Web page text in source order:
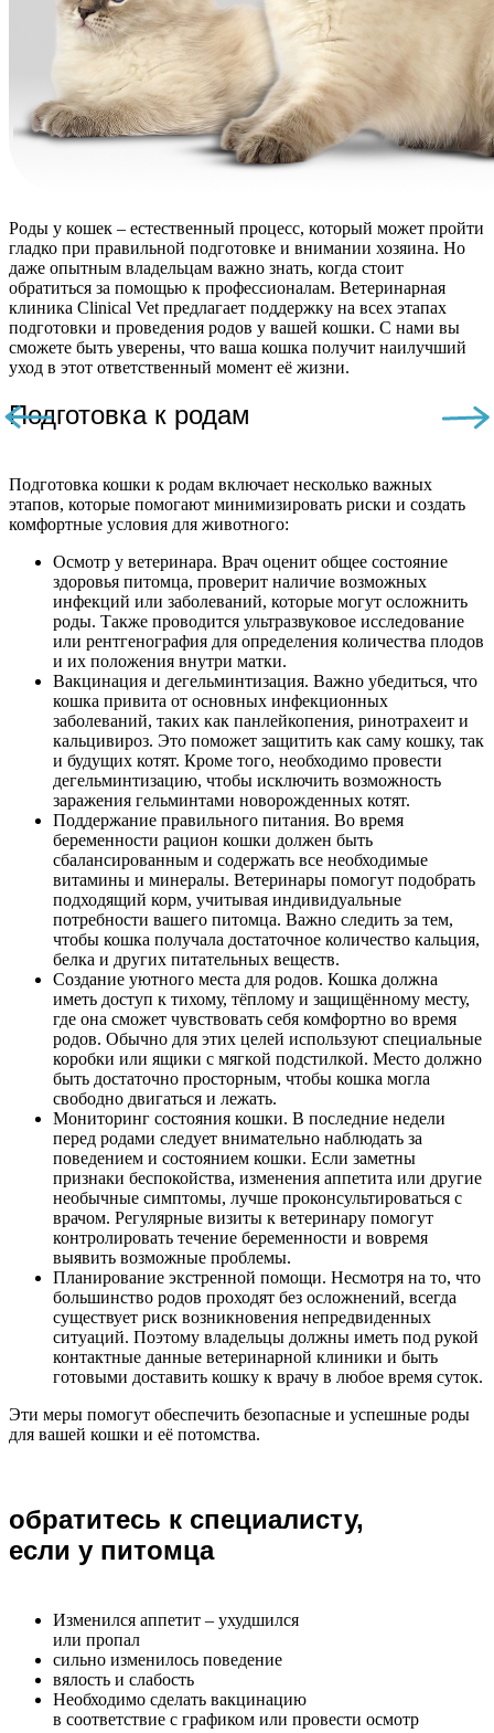
Роды у кошек – естественный процесс, который может пройти
гладко при правильной подготовке и внимании хозяина. Но
даже опытным владельцам важно знать, когда стоит
обратиться за помощью к профессионалам. Ветеринарная
клиника Clinical Vet предлагает поддержку на всех этапах
подготовки и проведения родов у вашей кошки. С нами вы
сможете быть уверены, что ваша кошка получит наилучший
уход в этот ответственный момент её жизни.
Подготовка к родам
Подготовка кошки к родам включает несколько важных
этапов, которые помогают минимизировать риски и создать
комфортные условия для животного:
Осмотр у ветеринара. Врач оценит общее состояние
здоровья питомца, проверит наличие возможных
инфекций или заболеваний, которые могут осложнить
роды. Также проводится ультразвуковое исследование
или рентгенография для определения количества плодов
и их положения внутри матки.
Вакцинация и дегельминтизация. Важно убедиться, что
кошка привита от основных инфекционных
заболеваний, таких как панлейкопения, ринотрахеит и
кальцивироз. Это поможет защитить как саму кошку, так
и будущих котят. Кроме того, необходимо провести
дегельминтизацию, чтобы исключить возможность
заражения гельминтами новорожденных котят.
Поддержание правильного питания. Во время
беременности рацион кошки должен быть
сбалансированным и содержать все необходимые
витамины и минералы. Ветеринары помогут подобрать
подходящий корм, учитывая индивидуальные
потребности вашего питомца. Важно следить за тем,
чтобы кошка получала достаточное количество кальция,
белка и других питательных веществ.
Создание уютного места для родов. Кошка должна
иметь доступ к тихому, тёплому и защищённому месту,
где она сможет чувствовать себя комфортно во время
родов. Обычно для этих целей используют специальные
коробки или ящики с мягкой подстилкой. Место должно
быть достаточно просторным, чтобы кошка могла
свободно двигаться и лежать.
Мониторинг состояния кошки. В последние недели
перед родами следует внимательно наблюдать за
поведением и состоянием кошки. Если заметны
признаки беспокойства, изменения аппетита или другие
необычные симптомы, лучше проконсультироваться с
врачом. Регулярные визиты к ветеринару помогут
контролировать течение беременности и вовремя
выявить возможные проблемы.
Планирование экстренной помощи. Несмотря на то, что
большинство родов проходят без осложнений, всегда
существует риск возникновения непредвиденных
ситуаций. Поэтому владельцы должны иметь под рукой
контактные данные ветеринарной клиники и быть
готовыми доставить кошку к врачу в любое время суток.
Эти меры помогут обеспечить безопасные и успешные роды
для вашей кошки и её потомства.
обратитесь к специалисту,
если у питомца
Изменился аппетит – ухудшился
или пропал
сильно изменилось поведение
вялость и слабость
Необходимо сделать вакцинацию
в соответствие с графиком или провести осмотр